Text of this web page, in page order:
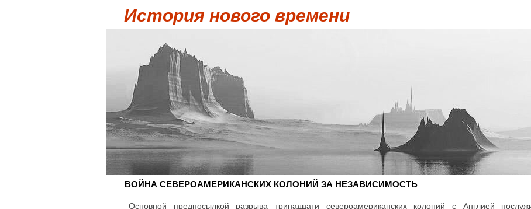
История нового времени
ВОЙНА СЕВЕРОАМЕРИКАНСКИХ КОЛОНИЙ ЗА НЕЗАВИСИМОСТЬ
Основной предпосылкой разрыва тринадцати североамериканских колоний с Англией